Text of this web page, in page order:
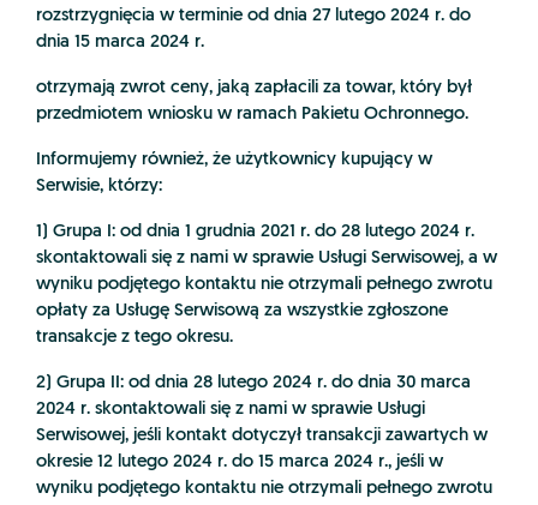
rozstrzygnięcia w terminie od dnia 27 lutego 2024 r. do
dnia 15 marca 2024 r.
otrzymają zwrot ceny, jaką zapłacili za towar, który był
przedmiotem wniosku w ramach Pakietu Ochronnego.
Informujemy również, że użytkownicy kupujący w
Serwisie, którzy:
1) Grupa I: od dnia 1 grudnia 2021 r. do 28 lutego 2024 r.
skontaktowali się z nami w sprawie Usługi Serwisowej, a w
wyniku podjętego kontaktu nie otrzymali pełnego zwrotu
opłaty za Usługę Serwisową za wszystkie zgłoszone
transakcje z tego okresu.
2) Grupa II: od dnia 28 lutego 2024 r. do dnia 30 marca
2024 r. skontaktowali się z nami w sprawie Usługi
Serwisowej, jeśli kontakt dotyczył transakcji zawartych w
okresie 12 lutego 2024 r. do 15 marca 2024 r., jeśli w
wyniku podjętego kontaktu nie otrzymali pełnego zwrotu